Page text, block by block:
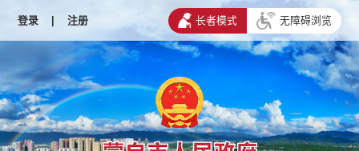
登录 | 注册 长者模式 无障碍浏览